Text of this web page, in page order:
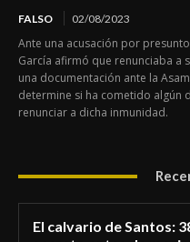
FALSO 02/08/2023
Ante una acusación por
García afirmó que renunciaba a
una documentación ante la
determine si ha cometido algún
renunciar a dicha inmunidad.
El calvario de Santos: